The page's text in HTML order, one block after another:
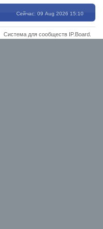
Сейчас: 09 Aug 2026 15:10
Система для сообществ IP.Board